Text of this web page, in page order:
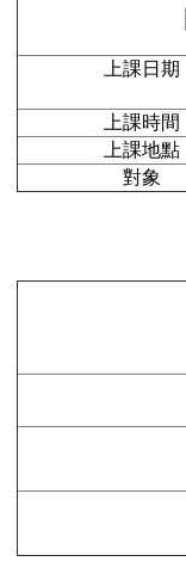
上課日期
上課時間
上課地點
對象